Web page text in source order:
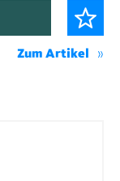
Zum Artikel